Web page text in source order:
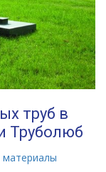
труб в
Труболюб